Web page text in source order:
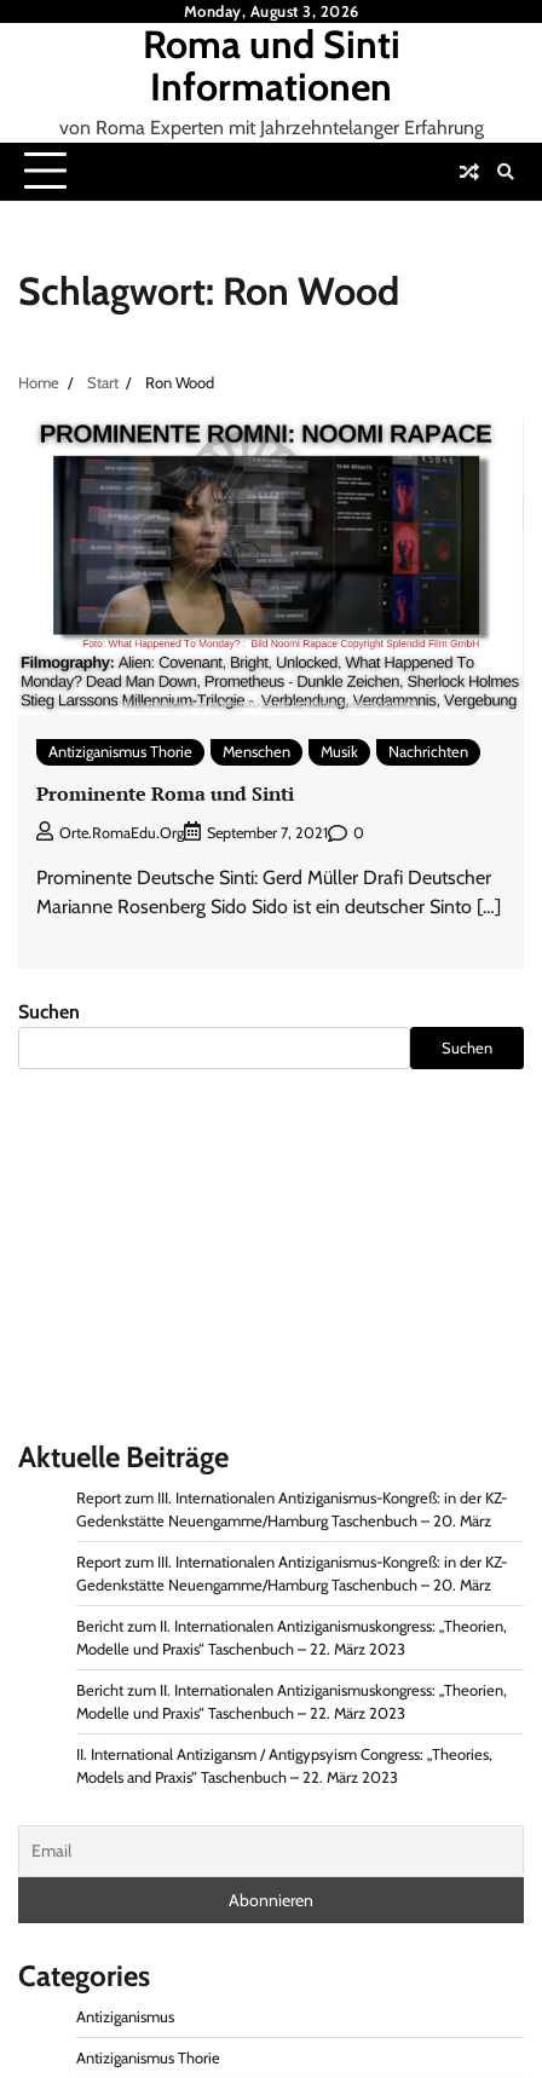
Monday, August 3, 2026
Roma und Sinti
Informationen
von Roma Experten mit Jahrzehntelanger Erfahrung
Schlagwort: Ron Wood
Home Start Ron Wood
Antiziganismus Thorie Menschen Musik Nachrichten
Prominente Roma und Sinti
Orte.RomaEdu.org September 7, 2021 0
Prominente Deutsche Sinti: Gerd Müller Drafi Deutscher
Marianne Rosenberg Sido Sido ist ein deutscher Sinto […]
Suchen
Suchen
Aktuelle Beiträge
Report zum III. Internationalen Antiziganismus-Kongreß: in der KZ-
Gedenkstätte Neuengamme/Hamburg Taschenbuch – 20. März
Report zum III. Internationalen Antiziganismus-Kongreß: in der KZ-
Gedenkstätte Neuengamme/Hamburg Taschenbuch – 20. März
Bericht zum II. Internationalen Antiziganismuskongress: „Theorien,
Modelle und Praxis“ Taschenbuch – 22. März 2023
Bericht zum II. Internationalen Antiziganismuskongress: „Theorien,
Modelle und Praxis“ Taschenbuch – 22. März 2023
II. International Antizigansm / Antigypsyism Congress: „Theories,
Models and Praxis“ Taschenbuch – 22. März 2023
Categories
Antiziganismus
Antiziganismus Thorie